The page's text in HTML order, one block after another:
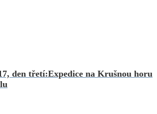
den třetí:Expedice na Krušnou horu